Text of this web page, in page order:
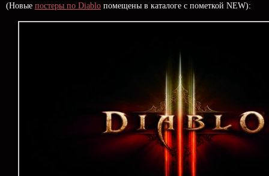
(Новые постеры по Diablo помещены в каталоге с пометкой NEW):